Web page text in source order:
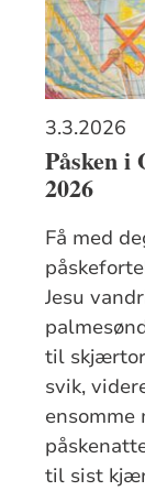
3.3.2026
Påsken i
2026
Få med
Jesu
til
svik,
ensomme
til sist